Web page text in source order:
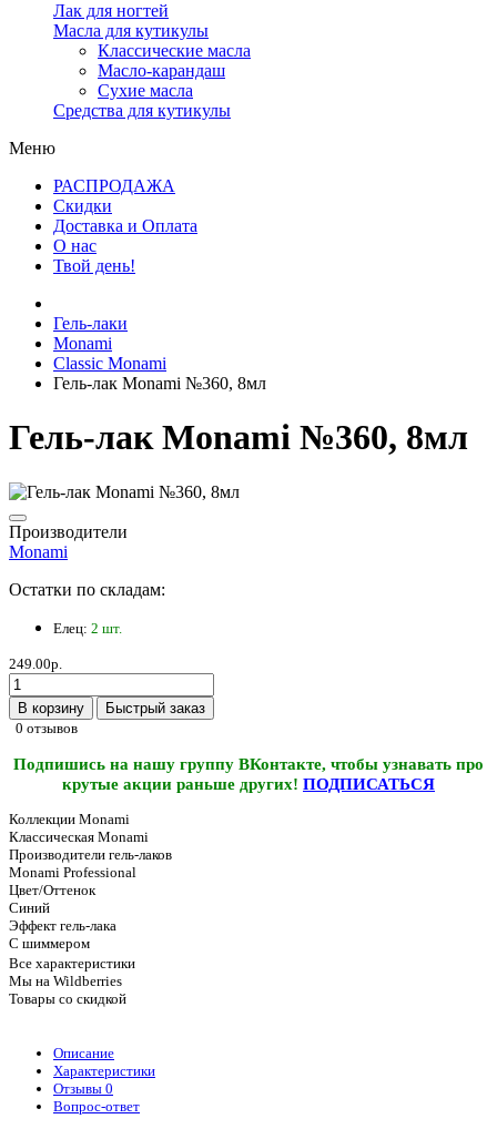
Лак для ногтей
Масла для кутикулы
Классические масла
Масло-карандаш
Сухие масла
Средства для кутикулы
Меню
РАСПРОДАЖА
Скидки
Доставка и Оплата
О нас
Твой день!
Гель-лаки
Monami
Classic Monami
Гель-лак Monami №360, 8мл
Гель-лак Monami №360, 8мл
Производители
Monami
Остатки по складам:
Елец: 2 шт.
249.00р.
В корзину
Быстрый заказ
0 отзывов
Подпишись на нашу группу ВКонтакте, чтобы узнавать про
крутые акции раньше других! ПОДПИСАТЬСЯ
Коллекции Monami
Классическая Monami
Производители гель-лаков
Monami Professional
Цвет/Оттенок
Синий
Эффект гель-лака
С шиммером
Все характеристики
Мы на Wildberries
Товары со скидкой
Описание
Характеристики
Отзывы 0
Вопрос-ответ